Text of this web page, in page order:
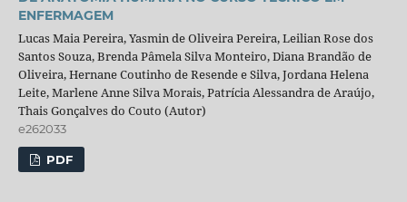
ENFERMAGEM
Lucas Maia Pereira, Yasmin de Oliveira Pereira, Leilian Rose dos
Santos Souza, Brenda Pâmela Silva Monteiro, Diana Brandão de
Oliveira, Hernane Coutinho de Resende e Silva, Jordana Helena
Leite, Marlene Anne Silva Morais, Patrícia Alessandra de Araújo,
Thais Gonçalves do Couto (Autor)
e262033
PDF